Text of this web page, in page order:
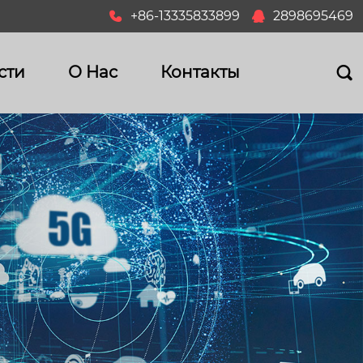
 +86-13335833899  2898695469
О Hас Контакты 